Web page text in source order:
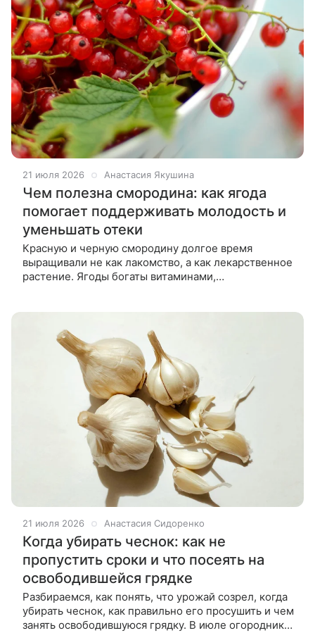
21 июля 2026 Анастасия Якушина
Чем полезна смородина: как ягода
помогает поддерживать молодость и
уменьшать отеки
Красную и черную смородину долгое время
выращивали не как лакомство, а как лекарственное
растение. Ягоды богаты витаминами,
21 июля 2026 Анастасия Сидоренко
Когда убирать чеснок: как не
пропустить сроки и что посеять на
освободившейся грядке
Разбираемся, как понять, что урожай созрел, когда
убирать чеснок, как правильно его просушить и чем
занять освободившуюся грядку. В июле огородники